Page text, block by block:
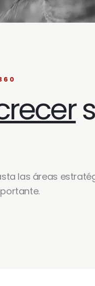
las áreas